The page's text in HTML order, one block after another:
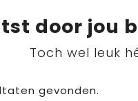
door jou
Toch wel leuk
gevonden.